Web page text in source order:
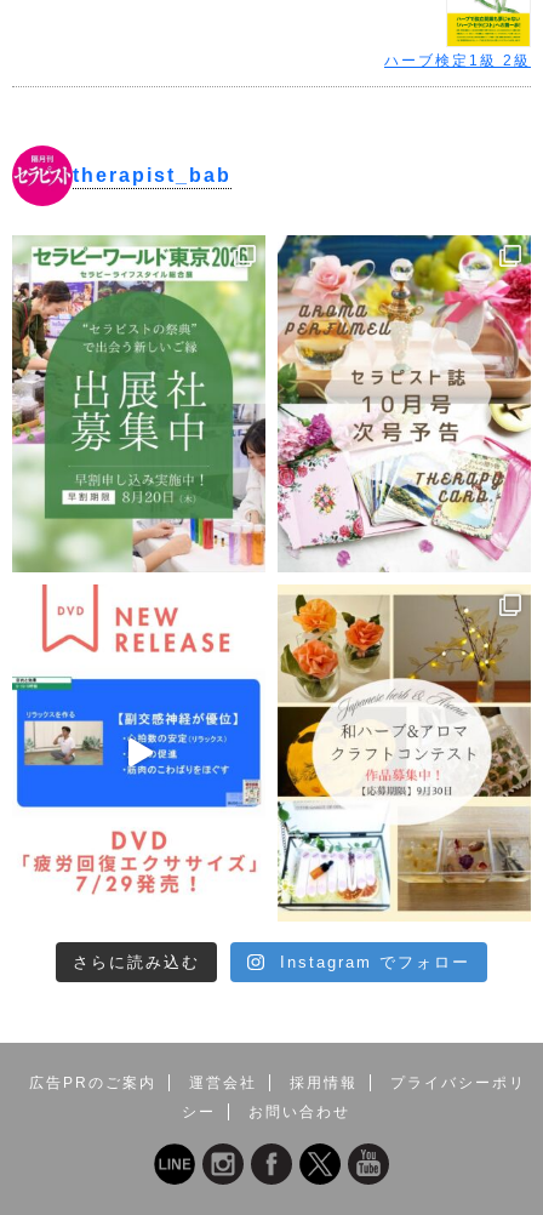
ハーブ検定1級 2級
therapist_bab
さらに読み込む Instagram でフォロー
広告PRのご案内 運営会社 採用情報
プライバシーポリ
シー
お問い合わせ